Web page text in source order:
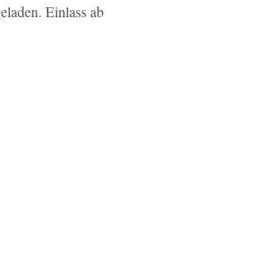
Einlass ab